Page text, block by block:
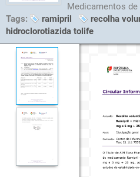
Medicamentos
Tags:
ramipril recolha
hidroclorotiazida tolife